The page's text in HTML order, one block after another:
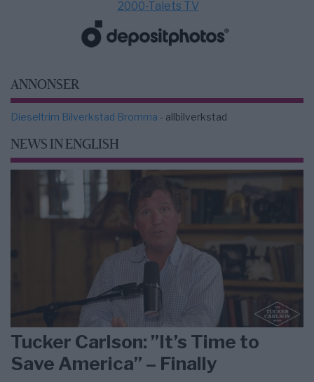
2000-Talets TV
ANNONSER
Dieseltrim Bilverkstad Bromma - allbilverkstad
NEWS IN ENGLISH
Tucker Carlson: ”It’s Time to
Save America” – Finally